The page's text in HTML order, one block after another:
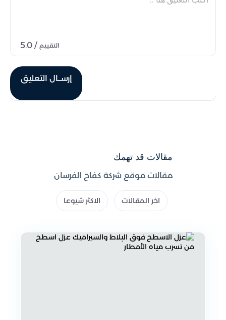
التقييم / 5.0
إرســال التعليق
مقالات قد تهمك
مقالات موقع شركة كفاح الفرسان
اخر المقالات الاكثر شيوعا